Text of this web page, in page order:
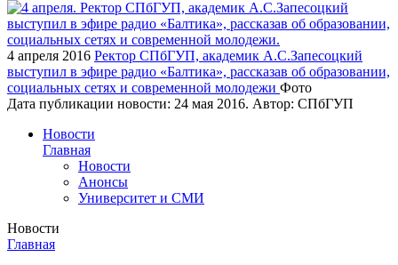
4 апреля 2016 Ректор СПбГУП, академик А.С.Запесоцкий
выступил в эфире радио «Балтика», рассказав об образовании,
социальных сетях и современной молодежи Фото
Дата публикации новости: 24 мая 2016. Автор: СПбГУП
Новости
Главная
Новости
Анонсы
Университет и СМИ
Новости
Главная